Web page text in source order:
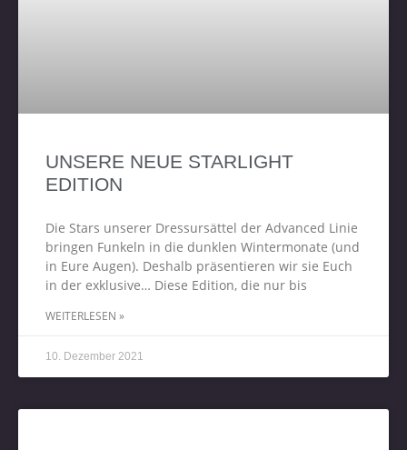
UNSERE NEUE STARLIGHT
EDITION
Die Stars unserer Dressursättel der Advanced Linie
bringen Funkeln in die dunklen Wintermonate (und
in Eure Augen). Deshalb präsentieren wir sie Euch
in der exklusive… Diese Edition, die nur bis
WEITERLESEN »
10. Dezember 2021